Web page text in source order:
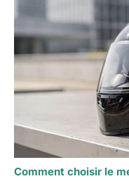
Comment choisir le